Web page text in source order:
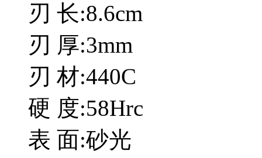
刃 长:8.6cm
刃 厚:3mm
刃 材:440C
硬 度:58Hrc
表 面:砂光